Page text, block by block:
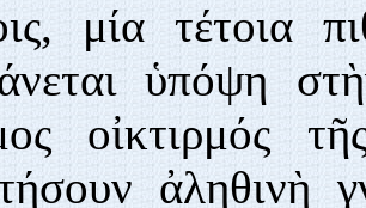
μία τέτοια
ὑπόψη
οἰκτιρμός
ἀληθινὴ